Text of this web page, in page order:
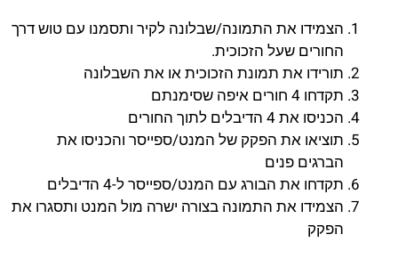
הצמידו את התמונה/שבלונה לקיר ותסמנו עם טוש דרך
החורים שעל הזכוכית.
תורידו את תמונת הזכוכית או את השבלונה
תקדחו 4 חורים איפה שסימנתם
הכניסו את 4 הדיבלים לתוך החורים
תוציאו את הפקק של המנט/ספייסר והכניסו את
הברגים פנים
תקדחו את הבורג עם המנט/ספייסר ל-4 הדיבלים
הצמידו את התמונה בצורה ישרה מול המנט ותסגרו את
הפקק